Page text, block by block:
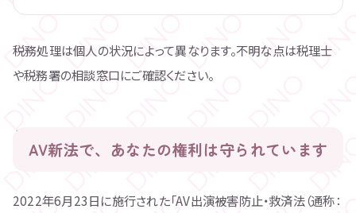
税務処理は個人の状況によって異なります。不明な点は税理士
や税務署の相談窓口にご確認ください。
AV新法で、あなたの権利は守られています
2022年6月23日に施行された「AV出演被害防止・救済法（通称：